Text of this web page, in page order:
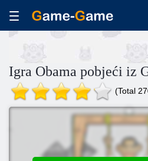
Igra Obama pobjeći iz
(Total